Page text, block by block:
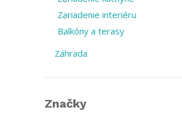
Zariadenie interiéru
Balkóny a terasy
Záhrada
Značky